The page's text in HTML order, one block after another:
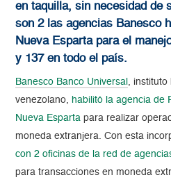
en taquilla, sin necesidad de
son 2 las agencias Banesco
Nueva Esparta para el
y 137 en todo el país.
Banesco Banco Universal , instituto
venezolano, habilitó la agencia de
Nueva Esparta para realizar
moneda extranjera. Con esta
con 2 oficinas de la red de
para transacciones en moneda